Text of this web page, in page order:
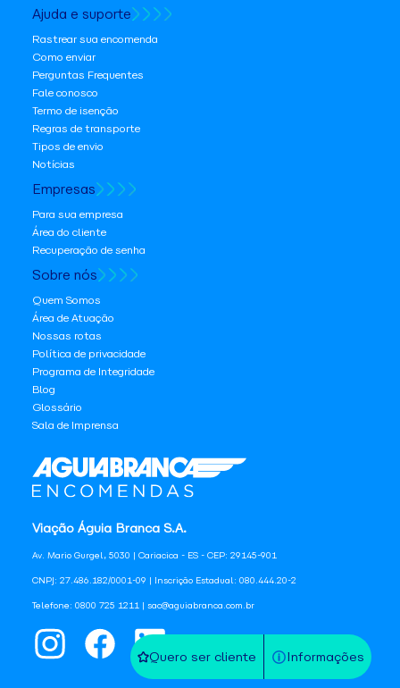
Quero ser cliente Informações
Viação Águia Branca S.A.
Av. Mario Gurgel, 5030 | Cariacica - ES - CEP: 29145-901
CNPJ: 27.486.182/0001-09 | Inscrição Estadual: 080.444.20-2
Telefone: 0800 725 1211 | sac@aguiabranca.com.br
Ajuda e suporte
Rastrear sua encomenda
Como enviar
Perguntas Frequentes
Fale conosco
Termo de isenção
Regras de transporte
Tipos de envio
Notícias
Empresas
Para sua empresa
Área do cliente
Recuperação de senha
Sobre nós
Quem Somos
Área de Atuação
Nossas rotas
Política de privacidade
Programa de Integridade
Blog
Glossário
Sala de Imprensa